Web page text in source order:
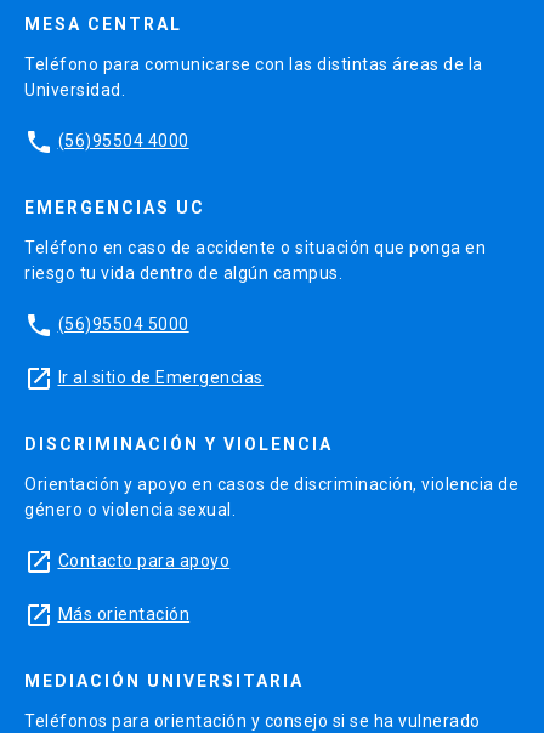
MESA CENTRAL
Teléfono para comunicarse con las distintas áreas de la
Universidad.
phone (56)95504 4000
EMERGENCIAS UC
Teléfono en caso de accidente o situación que ponga en
riesgo tu vida dentro de algún campus.
phone (56)95504 5000
launch Ir al sitio de Emergencias
DISCRIMINACIÓN Y VIOLENCIA
Orientación y apoyo en casos de discriminación, violencia de
género o violencia sexual.
launch Contacto para apoyo
launch Más orientación
MEDIACIÓN UNIVERSITARIA
Teléfonos para orientación y consejo si se ha vulnerado